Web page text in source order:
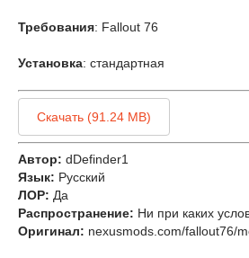
Требования: Fallout 76
Установка: стандартная
Скачать (91.24 MB)
Автор: dDefinder1
Язык: Русский
ЛОР: Да
Распространение: Ни при каких
Оригинал: nexusmods.com/fallout76/